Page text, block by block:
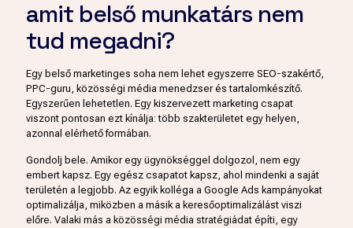
amit belső munkatárs nem
tud megadni?
Egy belső marketinges soha nem lehet egyszerre SEO-szakértő,
PPC-guru, közösségi média menedzser és tartalomkészítő.
Egyszerűen lehetetlen. Egy kiszervezett marketing csapat
viszont pontosan ezt kínálja: több szakterületet egy helyen,
azonnal elérhető formában.
Gondolj bele. Amikor egy ügynökséggel dolgozol, nem egy
embert kapsz. Egy egész csapatot kapsz, ahol mindenki a saját
területén a legjobb. Az egyik kolléga a Google Ads kampányokat
optimalizálja, miközben a másik a keresőoptimalizálást viszi
előre. Valaki más a közösségi média stratégiádat építi, egy